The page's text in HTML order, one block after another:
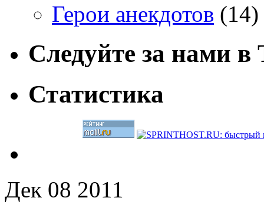
Герои анекдотов (14)
Следуйте за нами
Статистика
Дек 08 2011